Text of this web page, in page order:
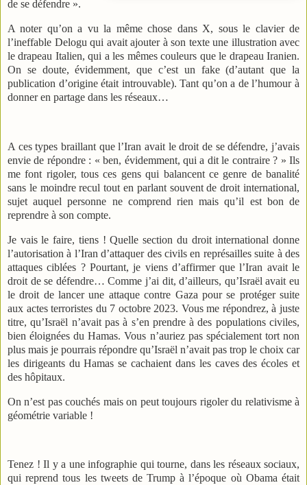
de se défendre ».
A noter qu’on a vu la même chose dans X, sous le clavier de
l’ineffable Delogu qui avait ajouter à son texte une illustration avec
le drapeau Italien, qui a les mêmes couleurs que le drapeau Iranien.
On se doute, évidemment, que c’est un fake (d’autant que la
publication d’origine était introuvable). Tant qu’on a de l’humour à
donner en partage dans les réseaux…
A ces types braillant que l’Iran avait le droit de se défendre, j’avais
envie de répondre : « ben, évidemment, qui a dit le contraire ? » Ils
me font rigoler, tous ces gens qui balancent ce genre de banalité
sans le moindre recul tout en parlant souvent de droit international,
sujet auquel personne ne comprend rien mais qu’il est bon de
reprendre à son compte.
Je vais le faire, tiens ! Quelle section du droit international donne
l’autorisation à l’Iran d’attaquer des civils en représailles suite à des
attaques ciblées ? Pourtant, je viens d’affirmer que l’Iran avait le
droit de se défendre… Comme j’ai dit, d’ailleurs, qu’Israël avait eu
le droit de lancer une attaque contre Gaza pour se protéger suite
aux actes terroristes du 7 octobre 2023. Vous me répondrez, à juste
titre, qu’Israël n’avait pas à s’en prendre à des populations civiles,
bien éloignées du Hamas. Vous n’auriez pas spécialement tort non
plus mais je pourrais répondre qu’Israël n’avait pas trop le choix car
les dirigeants du Hamas se cachaient dans les caves des écoles et
des hôpitaux.
On n’est pas couchés mais on peut toujours rigoler du relativisme à
géométrie variable !
Tenez ! Il y a une infographie qui tourne, dans les réseaux sociaux,
qui reprend tous les tweets de Trump à l’époque où Obama était